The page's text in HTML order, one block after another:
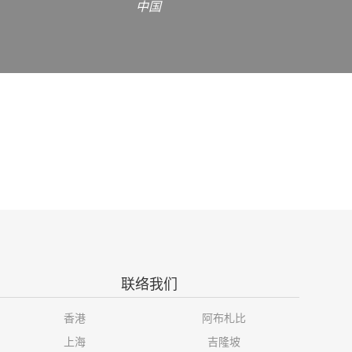
中国
联络我们
香港
上海
阿布札比
吉隆坡